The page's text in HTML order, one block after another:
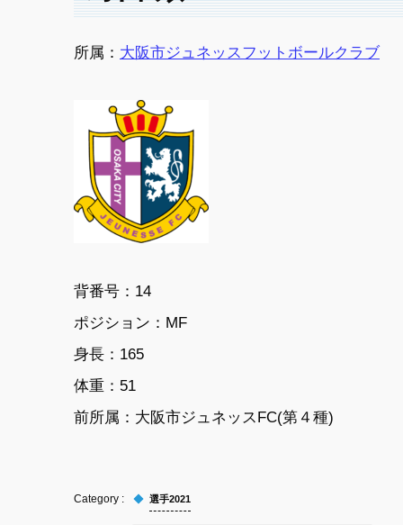
所属： 大阪市ジュネッスフットボールクラブ
背番号：14
ポジション：MF
身長：165
体重：51
前所属：大阪市ジュネッスFC(第４種)
選手2021